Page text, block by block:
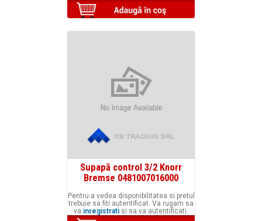
Supapă control 3/2 Knorr
Bremse 0481007016000
Pentru a vedea disponibilitatea si pretul
trebuie sa fiti autentificat. Va rugam sa
va inregistrati si sa va autentificati.